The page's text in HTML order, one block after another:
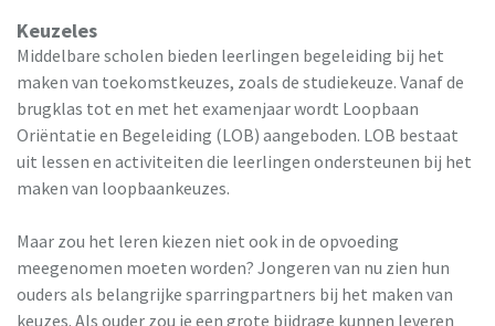
Keuzeles
Middelbare scholen bieden leerlingen begeleiding bij het
maken van toekomstkeuzes, zoals de studiekeuze. Vanaf de
brugklas tot en met het examenjaar wordt Loopbaan
Oriëntatie en Begeleiding (LOB) aangeboden. LOB bestaat
uit lessen en activiteiten die leerlingen ondersteunen bij het
maken van loopbaankeuzes.
Maar zou het leren kiezen niet ook in de opvoeding
meegenomen moeten worden? Jongeren van nu zien hun
ouders als belangrijke sparringpartners bij het maken van
keuzes. Als ouder zou je een grote bijdrage kunnen leveren